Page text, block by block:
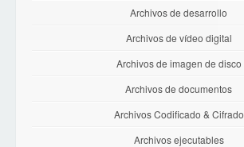
Archivos de desarrollo
Archivos de vídeo digital
Archivos de imagen de disco
Archivos de documentos
Archivos Codificado & Cifrado
Archivos ejecutables